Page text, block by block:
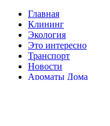
Главная
Клининг
Экология
Это интересно
Транспорт
Новости
Ароматы Дома